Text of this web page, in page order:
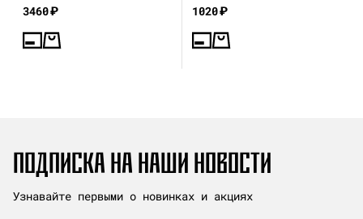
3460₽ 1020₽
ПОДПИСКА НА НАШИ НОВОСТИ
Узнавайте первыми о новинках и акциях